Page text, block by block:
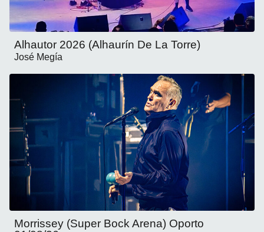
Alhautor 2026 (Alhaurín De La Torre)
José Megía
Morrissey (Super Bock Arena) Oporto